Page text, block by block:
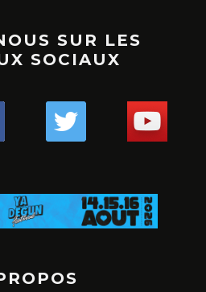
SUR LES
SOCIAUX